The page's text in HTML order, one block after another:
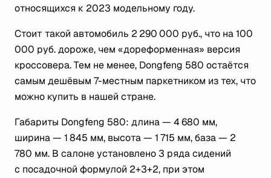
относящихся к 2023 модельному году.
Стоит такой автомобиль 2 290 000 руб., что на 100
000 руб. дороже, чем «дореформенная» версия
кроссовера. Тем не менее, Dongfeng 580 остаётся
самым дешёвым 7-местным паркетником из тех, что
можно купить в нашей стране.
Габариты Dongfeng 580: длина — 4 680 мм,
ширина — 1 845 мм, высота — 1 715 мм, база — 2
780 мм. В салоне установлено 3 ряда сидений
с посадочной формулой 2+3+2, при этом